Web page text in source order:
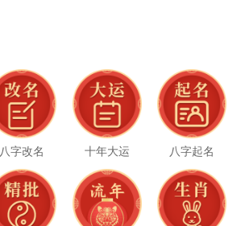
八字改名 十年大运 八字起名